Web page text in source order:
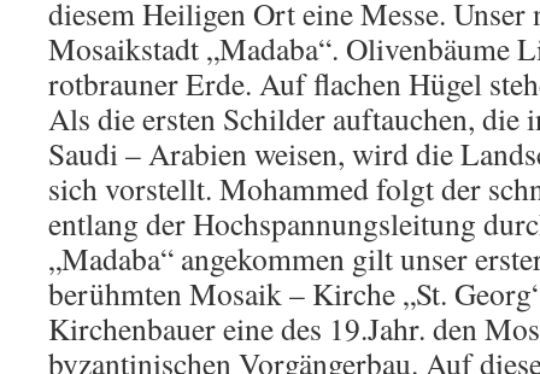
diesem Heiligen Ort eine Messe. Unser
Mosaikstadt „Madaba“. Olivenbäume
rotbrauner Erde. Auf flachen Hügel
Als die ersten Schilder auftauchen, die
Saudi – Arabien weisen, wird die
sich vorstellt. Mohammed folgt der
entlang der Hochspannungsleitung
„Madaba“ angekommen gilt unser
berühmten Mosaik – Kirche „St.
Kirchenbauer eine des 19.Jahr. den
byzantinischen Vorgängerbau. Auf